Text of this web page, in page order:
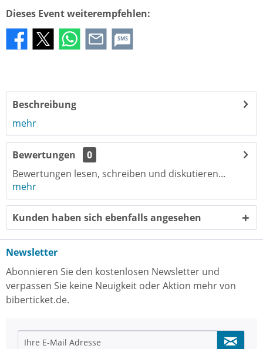
Dieses Event weiterempfehlen:
SMS
Beschreibung
mehr
Bewertungen
0
Bewertungen lesen, schreiben und diskutieren...
mehr
Kunden haben sich ebenfalls angesehen
Newsletter
Abonnieren Sie den kostenlosen Newsletter und
verpassen Sie keine Neuigkeit oder Aktion mehr von
biberticket.de.